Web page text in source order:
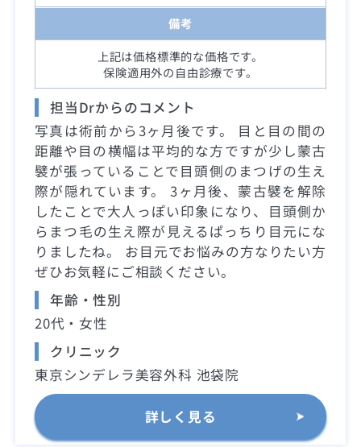
備考
上記は価格標準的な価格です。
保険適用外の自由診療です。
担当Drからのコメント
写真は術前から3ヶ月後です。 目と目の間の
距離や目の横幅は平均的な方ですが少し蒙古
襞が張っていることで目頭側のまつげの生え
際が隠れています。 3ヶ月後、蒙古襞を解除
したことで大人っぽい印象になり、目頭側か
らまつ毛の生え際が見えるぱっちり目元にな
りましたね。 お目元でお悩みの方なりたい方
ぜひお気軽にご相談ください。
年齢・性別
20代・女性
クリニック
東京シンデレラ美容外科 池袋院
詳しく見る